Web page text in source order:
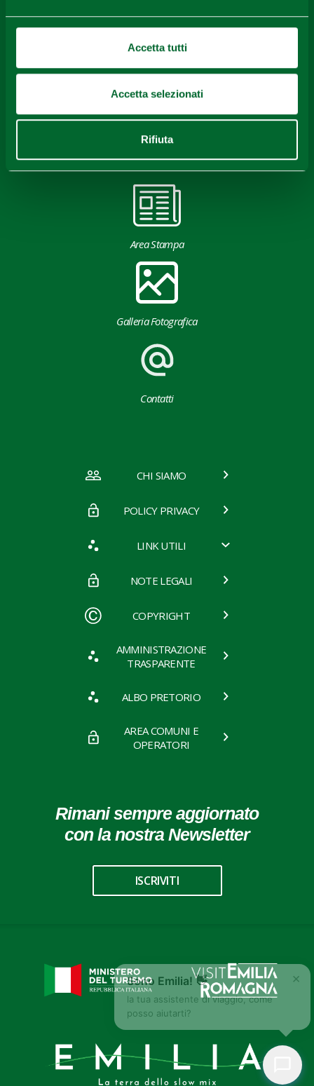
Accetta tutti
Accetta selezionati
Rifiuta
Download
Area Stampa
Galleria Fotografica
Contatti
CHI SIAMO
POLICY PRIVACY
LINK UTILI
NOTE LEGALI
COPYRIGHT
AMMINISTRAZIONE
TRASPARENTE
ALBO PRETORIO
AREA COMUNI E
OPERATORI
Rimani sempre aggiornato
con la nostra Newsletter
ISCRIVITI
×
Sono Emilia! 👋
la tua assistente di viaggio, come
posso aiutarti?